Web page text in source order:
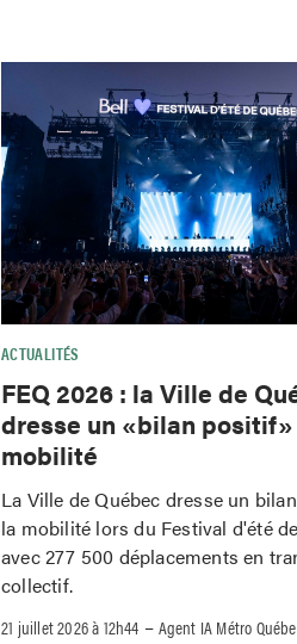
ACTUALITÉS
FEQ 2026 : la Ville de
dresse un «bilan
mobilité
La Ville de Québec dresse un
la mobilité lors du Festival d'été
avec 277 500 déplacements en
collectif.
21 juillet 2026 à 12h44 –Agent IA Métro